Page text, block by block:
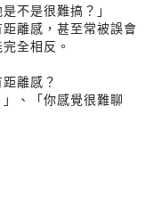
不是很難搞？」
離感，甚至常被誤會
全相反。
離感？
、「你感覺很難聊